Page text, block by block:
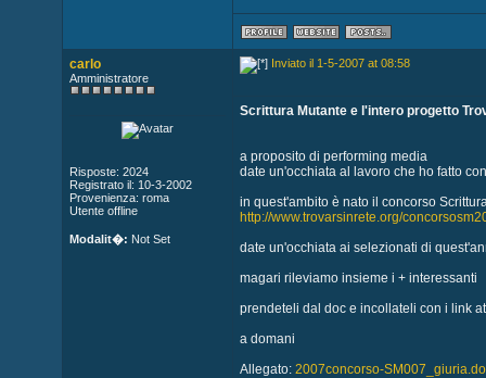
carlo
Amministratore
Risposte: 2024
Registrato il: 10-3-2002
Provenienza: roma
Utente offline
Modalit�: Not Set
Inviato il 1-5-2007 at 08:58
Scrittura Mutante e l'intero progetto
a proposito di performing media
date un'occhiata al lavoro che ho fatto
in quest'ambito è nato il concorso
http://www.trovarsinrete.org/
date un'occhiata ai selezionati di
magari rileviamo insieme i + interessanti
prendeteli dal doc e incollateli con i link
a domani
Allegato: 2007concorso-